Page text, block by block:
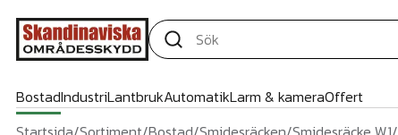
BostadIndustriLantbrukAutomatikLarm & kameraOffert